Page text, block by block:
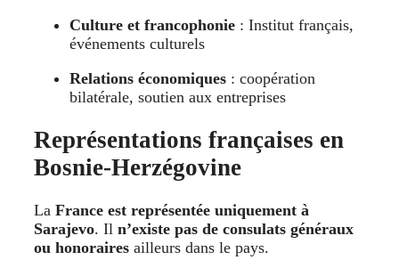
Culture et francophonie : Institut français,
événements culturels
Relations économiques : coopération
bilatérale, soutien aux entreprises
Représentations françaises en
Bosnie-Herzégovine
La France est représentée uniquement à
Sarajevo. Il n’existe pas de consulats généraux
ou honoraires ailleurs dans le pays.